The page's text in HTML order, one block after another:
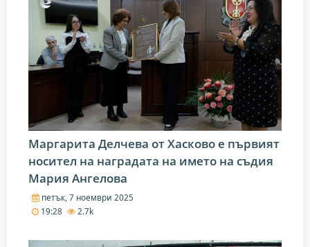
Маргарита Делчева от Хасково е първият
носител на наградата на името на съдия
Мария Ангелова
петък, 7 ноември 2025
19:28
2.7k